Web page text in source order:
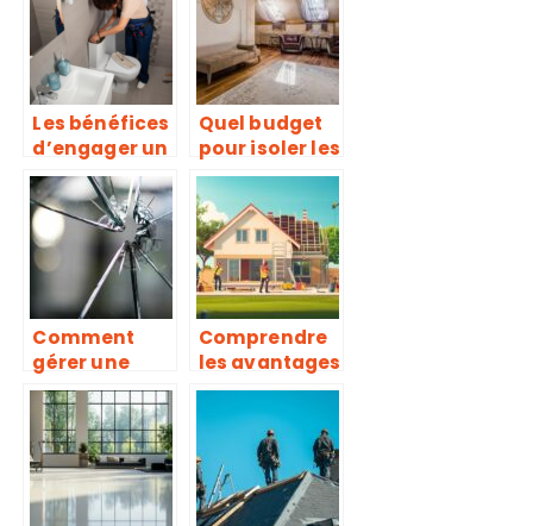
pose
Les bénéfices
d’engager un
professionnel
pour le
débouchage
de vos
toilettes
Quel budget
pour isoler les
combles
d’une maison
?
Comment
gérer une
urgence de
bris de glace
à Soisy-sur-
École et
obtenir un
devis gratuit
Comprendre
les avantages
de faire appel
à une
entreprise
générale pour
la rénovation